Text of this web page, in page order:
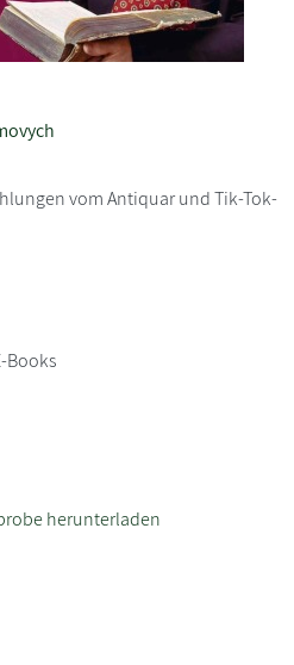
vom Antiquar und Tik-Tok-
Books
herunterladen